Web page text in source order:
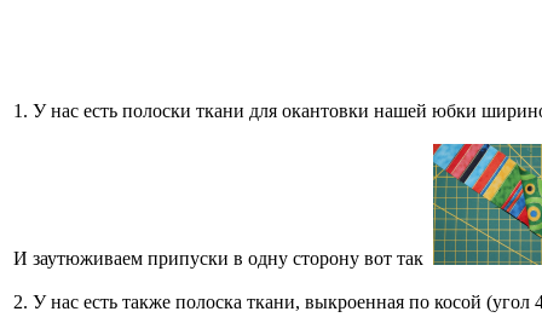
1. У нас есть полоски ткани для окантовки нашей юбки
И заутюживаем припуски в одну сторону вот так
2. У нас есть также полоска ткани, выкроенная по косой